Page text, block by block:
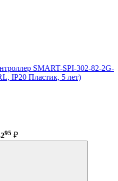
SMART-SPI-302-82-2G-
IP20 Пластик, 5 лет)
95 ₽